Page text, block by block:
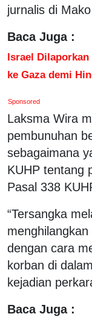
jurnalis di
Baca Juga :
Israel
ke Gaza demi
Sponsored
Laksma Wira
pembunuhan
sebagaimana
KUHP tentang
Pasal 338
“Tersangka
dengan cara
korban di
kejadian
Baca Juga :